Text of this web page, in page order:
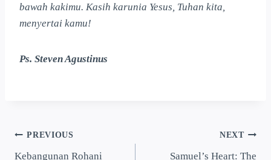
bawah kakimu. Kasih karunia Yesus, Tuhan kita,
menyertai kamu!
Ps. Steven Agustinus
PREVIOUS
Kebangunan Rohani
NEXT
Samuel’s Heart: The